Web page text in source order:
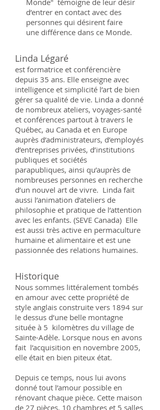
Linda Légaré
est formatrice et conférencière
depuis 35 ans. Elle enseigne avec
intelligence et simplicité l’art de bien
gérer sa qualité de vie. Linda a donné
de nombreux ateliers, voyages-santé
et conférences partout à travers le
Québec, au Canada et en Europe
auprès d’administrateurs, d’employés
d’entreprises privées, d’institutions
publiques et sociétés
parapubliques, ainsi qu’auprès de
nombreuses personnes en recherche
d’un nouvel art de vivre. Linda fait
aussi l’animation d’ateliers de
philosophie et pratique de l’attention
avec les enfants. (SEVE Canada) Elle
est aussi très active en permaculture
humaine et alimentaire et est une
passionnée des relations humaines.
Monde" témoigne de leur désir
d’entrer en contact avec des
personnes qui désirent faire
une différence dans ce Monde.
Historique
Nous sommes littéralement tombés
en amour avec cette propriété de
style anglais construite vers 1894 sur
le dessus d’une belle montagne
située à 5 kilomètres du village de
Sainte-Adèle. Lorsque nous en avons
fait l’acquisition en novembre 2005,
elle était en bien piteux état.
Depuis ce temps, nous lui avons
donné tout l’amour possible en
rénovant chaque pièce. Cette maison
de 27 pièces, 10 chambres et 5 salles